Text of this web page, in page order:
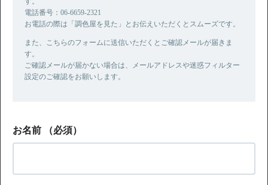
電話番号：06-6659-2321
お電話の際は「調色屋を見た」とお伝えいただくとスムーズです。
また、こちらのフォームに送信いただくとご確認メールが届きま
す。
ご確認メールが届かない場合は、メールアドレスや迷惑フィルター
設定のご確認をお願いします。
お名前 （必須）